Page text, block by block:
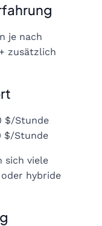
je nach
zusätzlich
$/Stunde
$/Stunde
sich viele
hybride